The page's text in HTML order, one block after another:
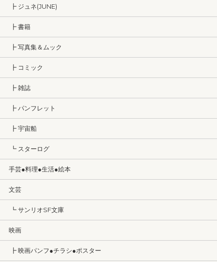
┣ ジュネ(JUNE)
┣ 書籍
┣ 写真集＆ムック
┣ コミック
┣ 雑誌
┣ パンフレット
┣ 宇宙船
┗ スターログ
手芸●料理●生活●絵本
文芸
┗ サンリオSF文庫
映画
┣ 映画パンフ●チラシ●ポスター